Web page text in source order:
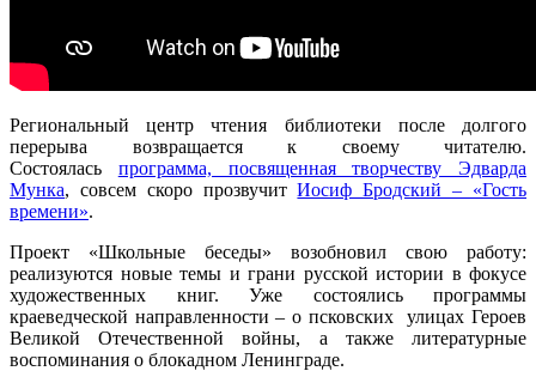
Региональный центр чтения библиотеки после долгого
перерыва возвращается к своему читателю.
Состоялась программа, посвященная творчеству Эдварда
Мунка, совсем скоро прозвучитИосиф Бродский – «Гость
времени».
Проект «Школьные беседы» возобновил свою работу:
реализуются новые темы и грани русской истории в фокусе
художественных книг. Уже состоялись программы
краеведческой направленности – о псковских улицах Героев
Великой Отечественной войны, а также литературные
воспоминания о блокадном Ленинграде.